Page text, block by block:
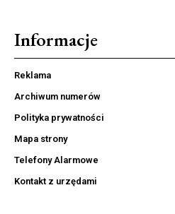
Informacje
Reklama
Archiwum numerów
Polityka prywatności
Mapa strony
Telefony Alarmowe
Kontakt z urzędami